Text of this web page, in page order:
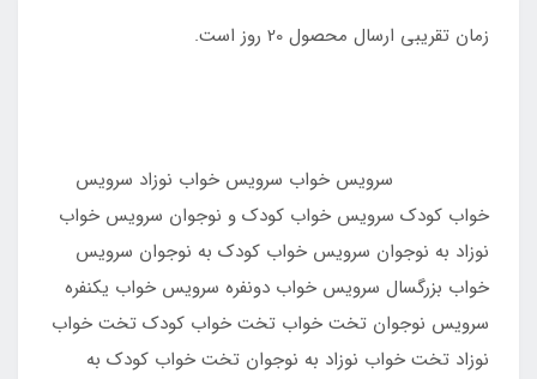
زمان تقریبی ارسال محصول 20 روز است.
سرویس خواب سرویس خواب نوزاد سرویس
خواب کودک سرویس خواب کودک و نوجوان سرویس خواب
نوزاد به نوجوان سرویس خواب کودک به نوجوان سرویس
خواب بزرگسال سرویس خواب دونفره سرویس خواب یکنفره
سرویس نوجوان تخت خواب تخت خواب کودک تخت خواب
نوزاد تخت خواب نوزاد به نوجوان تخت خواب کودک به